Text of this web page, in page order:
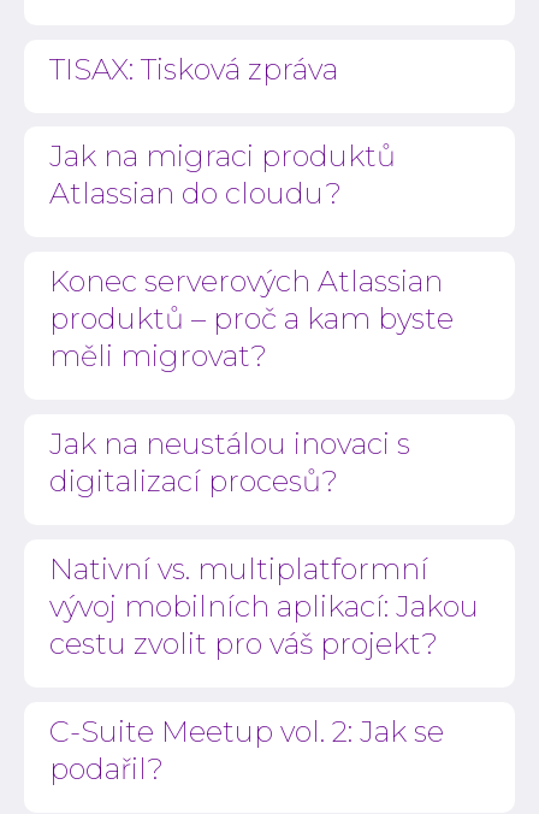
TISAX: Tisková zpráva
Jak na migraci produktů
Atlassian do cloudu?
Konec serverových Atlassian
produktů – proč a kam byste
měli migrovat?
Jak na neustálou inovaci s
digitalizací procesů?
Nativní vs. multiplatformní
vývoj mobilních aplikací: Jakou
cestu zvolit pro váš projekt?
C-Suite Meetup vol. 2: Jak se
podařil?